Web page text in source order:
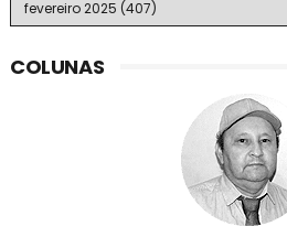
COLUNAS